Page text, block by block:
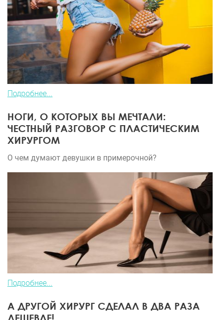
Подробнее...
НОГИ, О КОТОРЫХ ВЫ МЕЧТАЛИ:
ЧЕСТНЫЙ РАЗГОВОР С ПЛАСТИЧЕСКИМ
ХИРУРГОМ
О чем думают девушки в примерочной?
Подробнее...
А ДРУГОЙ ХИРУРГ СДЕЛАЛ В ДВА РАЗА
ДЕШЕВЛЕ!